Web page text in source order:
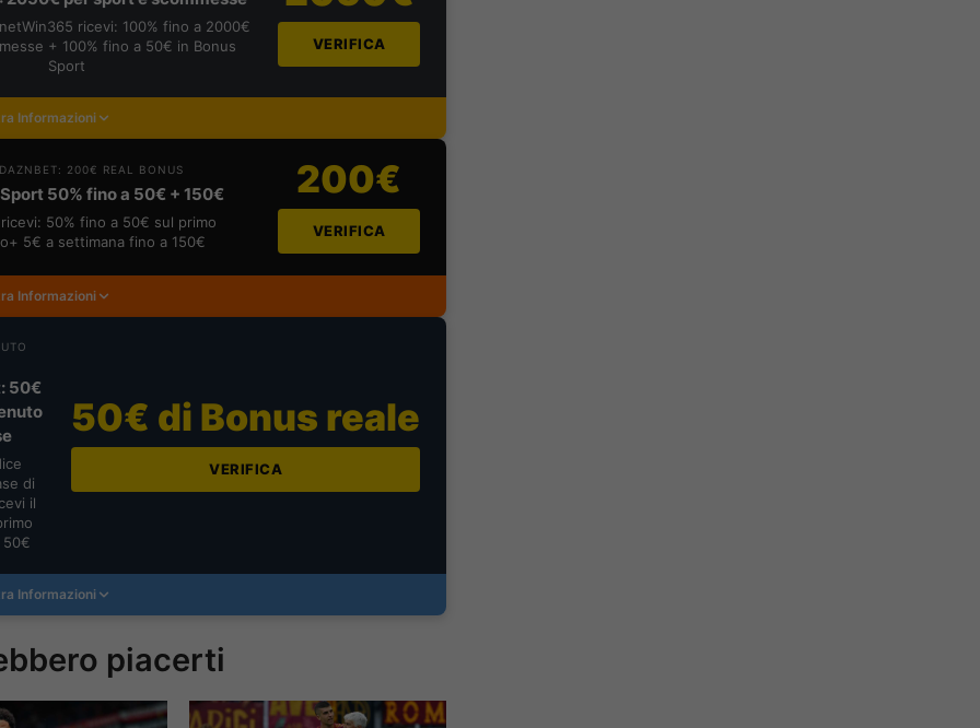
ricevi: 100% fino a 2000€
+ 100% fino a 50€ in Bonus
Sport
VERIFICA
Informazioni
200€ REAL BONUS
50% fino a 50€ + 150€
50% fino a 50€ sul primo
5€ a settimana fino a 150€
200€
VERIFICA
Informazioni
50€
di
il
50€
50€ di Bonus reale
VERIFICA
Informazioni
piacerti